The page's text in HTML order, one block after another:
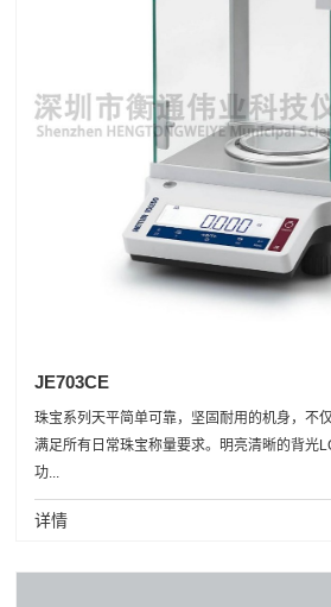
JE703CE
珠宝系列天平简单可靠，坚固耐用的机身，不
满足所有日常珠宝称量要求。明亮清晰的背光
功...
详情